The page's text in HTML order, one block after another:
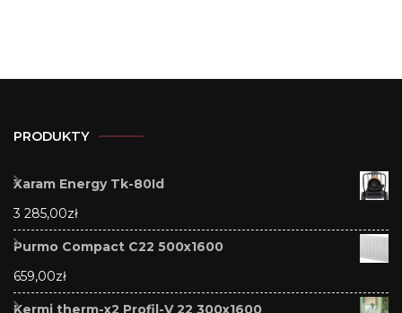
PRODUKTY
Xaram Energy Tk-80Id
3 285,00zł
Purmo Compact C22 500x1600
659,00zł
Kermi therm-x2 Profil-V 22 300x1600